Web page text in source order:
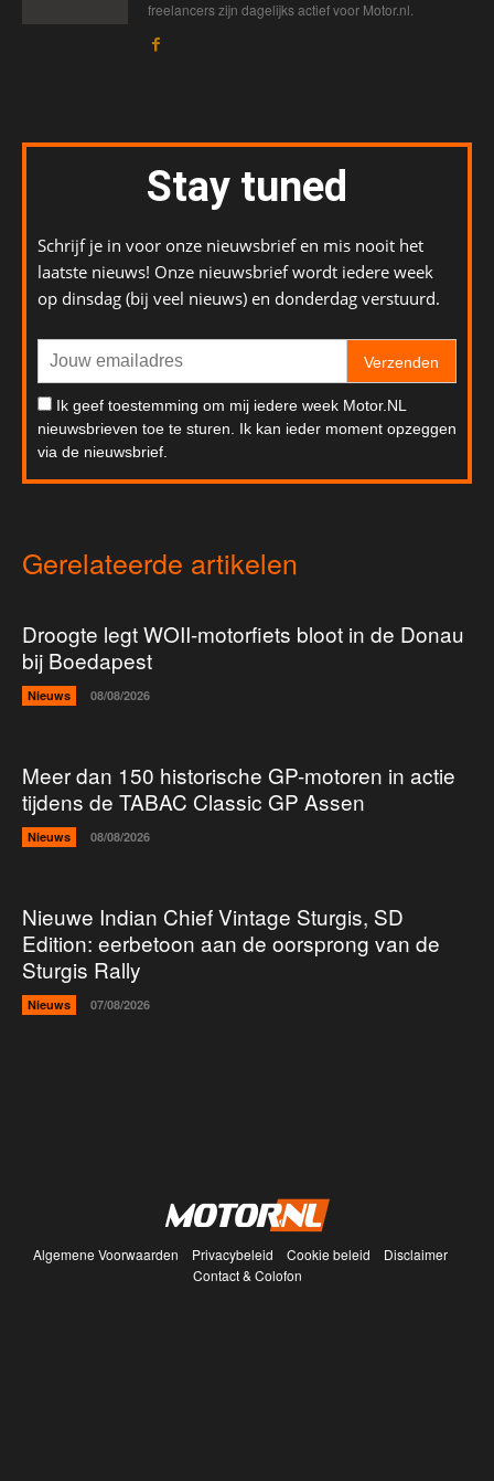
freelancers zijn dagelijks actief voor Motor.nl.
Stay tuned
Schrijf je in voor onze nieuwsbrief en mis nooit het
laatste nieuws! Onze nieuwsbrief wordt iedere week
op dinsdag (bij veel nieuws) en donderdag verstuurd.
Verzenden
Ik geef toestemming om mij iedere week Motor.NL
nieuwsbrieven toe te sturen. Ik kan ieder moment opzeggen
via de nieuwsbrief.
Gerelateerde artikelen
Droogte legt WOII-motorfiets bloot in de Donau
bij Boedapest
Nieuws 08/08/2026
Meer dan 150 historische GP-motoren in actie
tijdens de TABAC Classic GP Assen
Nieuws 08/08/2026
Nieuwe Indian Chief Vintage Sturgis, SD
Edition: eerbetoon aan de oorsprong van de
Sturgis Rally
Nieuws 07/08/2026
Algemene Voorwaarden Privacybeleid Cookie beleid
Disclaimer
Contact & Colofon